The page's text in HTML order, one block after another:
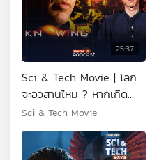
25:37
Sci & Tech Movie | โลก
จะอวสานไหม ? หากเกิด
หายนะ "พายุสุริยะ" ครั้งใหญ่
Sci & Tech Movie